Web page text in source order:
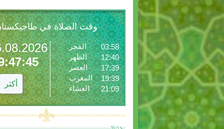
وقت الصلاة في
أكثر
الفجر
03:58
الظهر
12:40
العصر
17:39
المغرب
19:39
العشاء
21:09